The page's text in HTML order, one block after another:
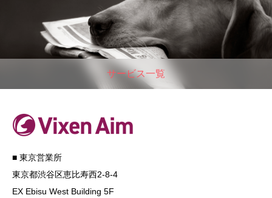
サービス一覧
■ 東京営業所
東京都渋谷区恵比寿西2-8-4
EX Ebisu West Building 5F